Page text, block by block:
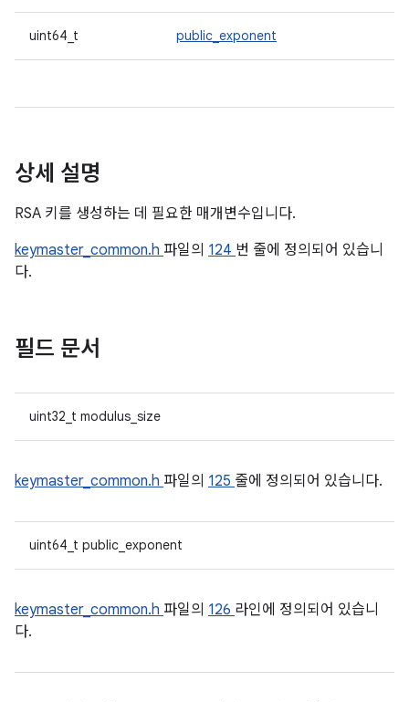
uint64_t public_exponent
상세 설명
RSA 키를 생성하는 데 필요한 매개변수입니다.
keymaster_common.h 파일의 124 번 줄에 정의되어 있습니
다.
필드 문서
uint32_t modulus_size
keymaster_common.h 파일의 125 줄에 정의되어 있습니다.
uint64_t public_exponent
keymaster_common.h 파일의 126 라인에 정의되어 있습니
다.